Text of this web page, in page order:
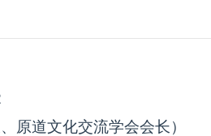
原道文化交流学会会长）